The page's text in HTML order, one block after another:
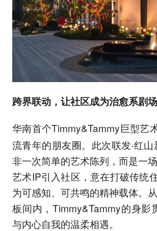
跨界联动，让社区成为治愈系剧场
华南首个Timmy&Tammy巨型艺
流青年的朋友圈。此次联发·红
非一次简单的艺术陈列，而是一
艺术IP引入社区，意在打破传统
为可感知、可共鸣的精神载体。
板间内，Timmy&Tammy的身
与内心自我的温柔相遇。